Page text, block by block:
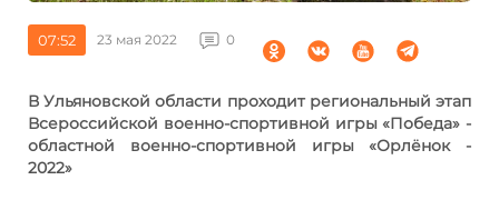
07:52 23 мая 2022 0
В Ульяновской области проходит региональный этап
Всероссийской военно-спортивной игры «Победа» -
областной военно-спортивной игры «Орлёнок -
2022»